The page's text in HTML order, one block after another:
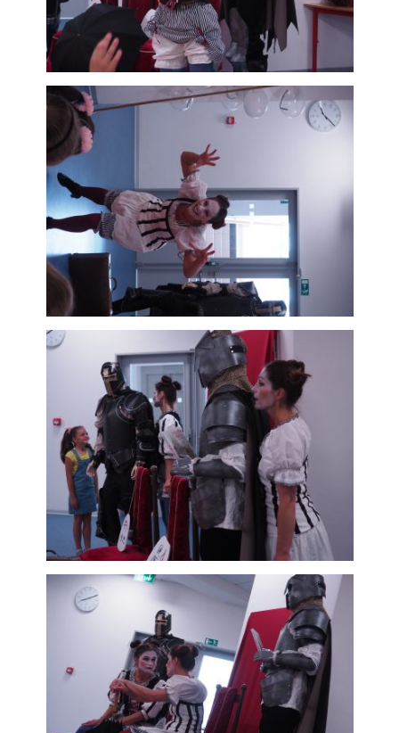
Analytické
cookies nám
umožňují
měření výkonu
našeho webu
a našich
reklamních
počet návštěv
a zdroje
návštěv našich
stránek. Data
získaná
pomocí těchto
cookies
zpracováváme
souhrnně, bez
použití
identifikátorů,
které ukazují
na konkrétní
uživatelé
našeho webu.
Pokud
vypnete
používání
analytických
cookies ve
vztahu k Vaší
návštěvě,
ztrácíme
možnost
analýzy
výkonu a
optimalizace
našich
opatření.